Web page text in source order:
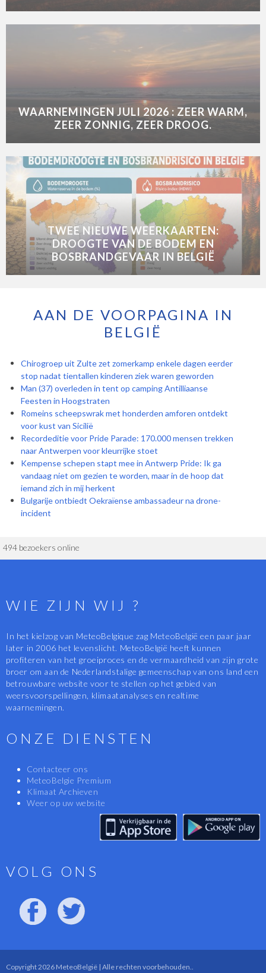
WAARNEMINGEN JULI 2026 : ZEER WARM,
ZEER ZONNIG, ZEER DROOG.
TWEE NIEUWE WEERKAARTEN:
DROOGTE VAN DE BODEM EN
BOSBRANDGEVAAR IN BELGIË
AAN DE VOORPAGINA IN
BELGIË
Chirogroep uit Zulte zet zomerkamp enkele dagen eerder
stop nadat tientallen kinderen ziek waren geworden
Man (37) overleden in tent op camping Antilliaanse
Feesten in Hoogstraten
Romeins scheepswrak met honderden amforen ontdekt
voor kust van Sicilië
Recordeditie voor Pride Parade: 170.000 mensen trekken
naar Antwerpen voor kleurrijke stoet
Kempense schepen stapt mee in Antwerp Pride: Ik ga
vandaag niet om gezien te worden, maar in de hoop dat
iemand zich in mij herkent
Bulgarije ontbiedt Oekraïense ambassadeur na drone-
incident
494 bezoekers online
WIE ZIJN WIJ ?
In het kielzog van MeteoBelgique zag MeteoBelgië een paar jaar
later in 2006 het levenslicht. MeteoBelgië heeft kunnen
profiteren van het groeiproces en de vermaardheid van zijn grote
broer om aan de Nederlandstalige gemeenschap van ons land een
betrouwbare website voor te stellen op het gebied van
weersvoorspellingen, klimaatanalyses en realtime
waarnemingen.
ONZE DIENSTEN
Contacteer ons
MeteoBelgie Premium
Klimaat Archieven
Weer op uw website
VOLG ONS
Copyright 2026 MeteoBelgië | Alle rechten voorbehouden..